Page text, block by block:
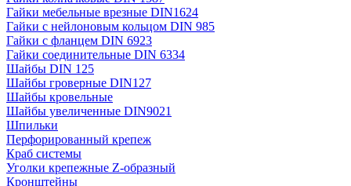
Гайки мебельные врезные DIN1624
Гайки с нейлоновым кольцом DIN 985
Гайки с фланцем DIN 6923
Гайки соединительные DIN 6334
Шайбы DIN 125
Шайбы гроверные DIN127
Шайбы кровельные
Шайбы увеличенные DIN9021
Шпильки
Перфорированный крепеж
Краб системы
Уголки крепежные Z-образный
Кронштейны